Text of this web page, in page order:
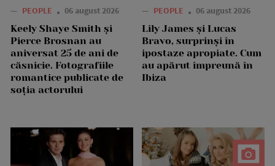
— PEOPLE 06 august 2026
Keely Shaye Smith și
Pierce Brosnan au
aniversat 25 de ani de
căsnicie. Fotografiile
romantice publicate de
soția actorului
— PEOPLE 06 august 2026
Lily James și Lucas
Bravo, surprinși în
ipostaze apropiate. Cum
au apărut împreună în
Ibiza